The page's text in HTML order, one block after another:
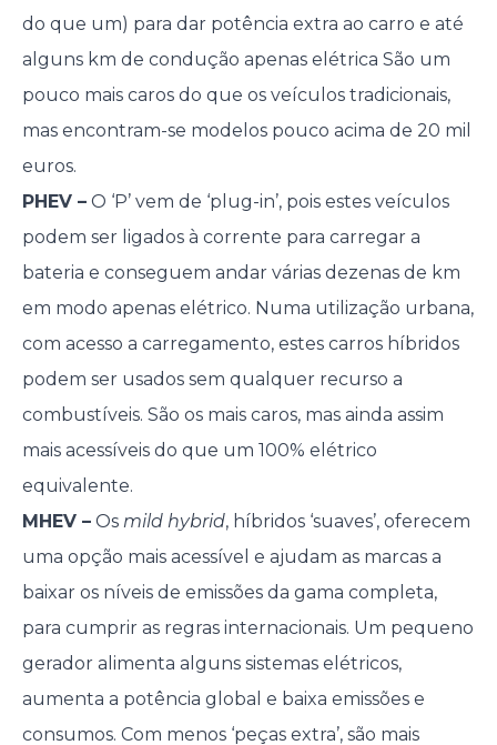
do que um) para dar potência extra ao carro e até
alguns km de condução apenas elétrica São um
pouco mais caros do que os veículos tradicionais,
mas encontram-se modelos pouco acima de 20 mil
euros.
PHEV –O ‘P’ vem de ‘plug-in’, pois estes veículos
podem ser ligados à corrente para carregar a
bateria e conseguem andar várias dezenas de km
em modo apenas elétrico. Numa utilização urbana,
com acesso a carregamento, estes carros híbridos
podem ser usados sem qualquer recurso a
combustíveis. São os mais caros, mas ainda assim
mais acessíveis do que um 100% elétrico
equivalente.
MHEV –Os mild hybrid, híbridos ‘suaves’, oferecem
uma opção mais acessível e ajudam as marcas a
baixar os níveis de emissões da gama completa,
para cumprir as regras internacionais. Um pequeno
gerador alimenta alguns sistemas elétricos,
aumenta a potência global e baixa emissões e
consumos. Com menos ‘peças extra’, são mais